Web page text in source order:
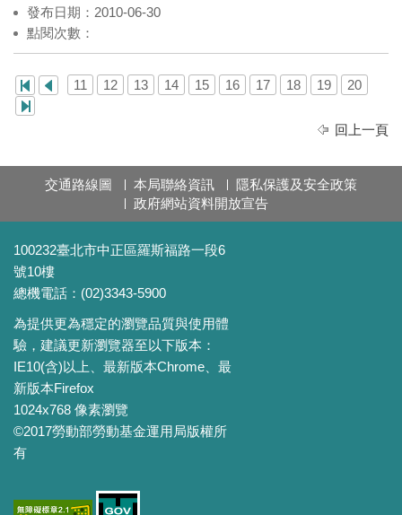
發布日期：2010-06-30
點閱次數：
11 12 13 14 15 16 17 18 19 20
回上一頁
交通路線圖 本局聯絡資訊
隱私保護及安全政策
政府網站資料開放宣告
100232臺北市中正區羅斯福路一段6
號10樓
總機電話：(02)3343-5900
為提供更為穩定的瀏覽品質與使用體
驗，建議更新瀏覽器至以下版本：
IE10(含)以上、最新版本Chrome、最
新版本Firefox
1024x768 像素瀏覽
©2017勞動部勞動基金運用局版權所
有